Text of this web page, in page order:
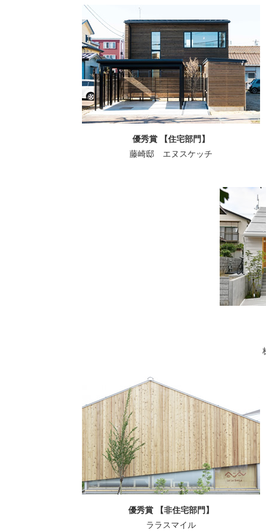
優秀賞 【住宅部門】
藤崎邸 エヌスケッチ
優秀賞 【非住宅部門】
ララスマイル